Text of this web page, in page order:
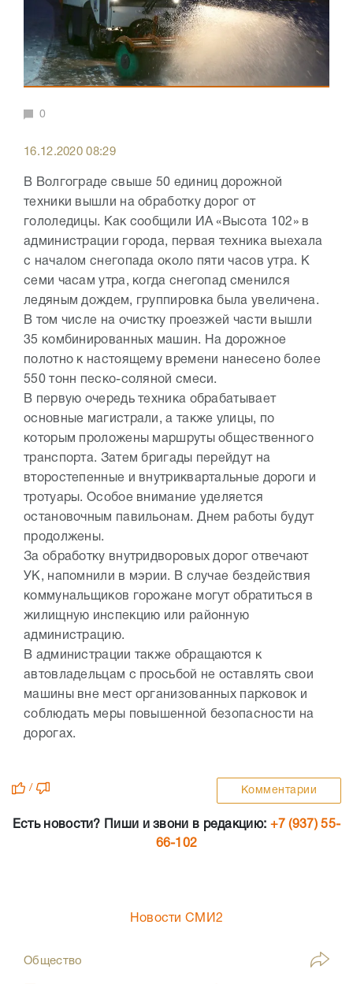
0
16.12.2020 08:29
В Волгограде свыше 50 единиц дорожной
техники вышли на обработку дорог от
гололедицы. Как сообщили ИА «Высота 102» в
администрации города, первая техника выехала
с началом снегопада около пяти часов утра. К
семи часам утра, когда снегопад сменился
ледяным дождем, группировка была увеличена.
В том числе на очистку проезжей части вышли
35 комбинированных машин. На дорожное
полотно к настоящему времени нанесено более
550 тонн песко-соляной смеси.
В первую очередь техника обрабатывает
основные магистрали, а также улицы, по
которым проложены маршруты общественного
транспорта. Затем бригады перейдут на
второстепенные и внутриквартальные дороги и
тротуары. Особое внимание уделяется
остановочным павильонам. Днем работы будут
продолжены.
За обработку внутридворовых дорог отвечают
УК, напомнили в мэрии. В случае бездействия
коммунальщиков горожане могут обратиться в
жилищную инспекцию или районную
администрацию.
В администрации также обращаются к
автовладельцам с просьбой не оставлять свои
машины вне мест организованных парковок и
соблюдать меры повышенной безопасности на
дорогах.
/ Комментарии
Есть новости? Пиши и звони в редакцию: +7 (937) 55-
66-102
Новости СМИ2
Общество